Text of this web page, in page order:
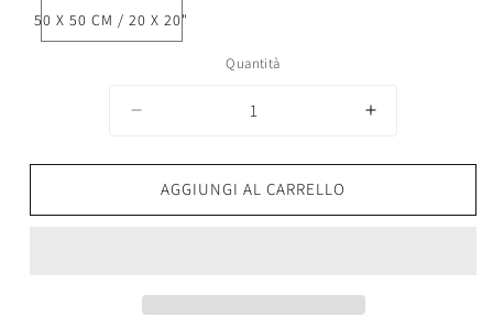
50 X 50 CM / 20 X 20"
Quantità
per
Federe
Suro
Aumenta
per
Suro
AGGIUNGI AL CARRELLO